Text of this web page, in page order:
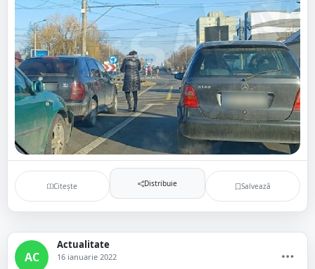
Citește Distribuie Salvează
AC
Actualitate
16 ianuarie 2022